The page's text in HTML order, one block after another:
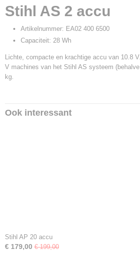
Productcode leverancier
EA02 400 6500
Stihl AS 2 accu
Artikelnummer: EA02 400 6500
Capaciteit: 28 Wh
Lichte, compacte en krachtige accu van 10.8
V machines van het Stihl AS systeem
kg.
Ook interessant
Stihl AP 20 accu
€ 179,00 € 199,00